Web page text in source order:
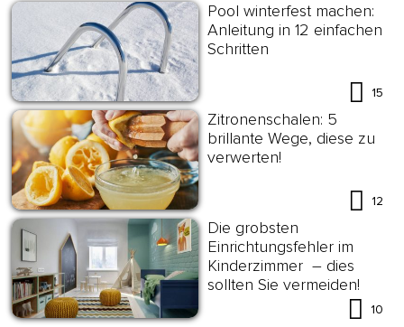
Pool winterfest machen:
Anleitung in 12 einfachen
Schritten
15
Zitronenschalen: 5
brillante Wege, diese zu
verwerten!
12
Die grobsten
Einrichtungsfehler im
Kinderzimmer – dies
sollten Sie vermeiden!
10